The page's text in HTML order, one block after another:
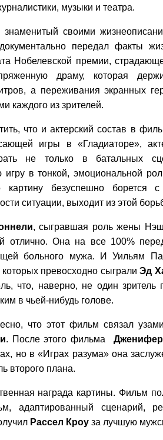
музыки и театра.
знаменитый своими
передал факты
Нобелевской премии,
драму, которая
а переживания экранных
каждого из зрителей.
что и актерский состав в
игры в «Гладиаторе»,
не только в батальных
игру в тонкой, эмоциональной
картину безуспешно борется
ситуации, выходит из этой
, сыгравшая роль жены
отлично. Она на все 100%
больного мужа. И Уильям
превосходно сыгралиЭд
что, наверно, не один
в чьей-нибудь голове.
что этот фильм связал
. После этого фильма Дженифер
но в «Играх разума» она
второго плана.
награда картины. Фильм
адаптированный сценарий,
Рассел Кроу за лучшую